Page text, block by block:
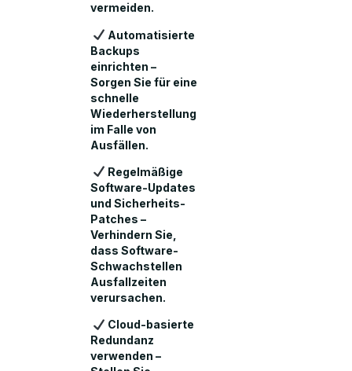
vermeiden.
Automatisierte
Backups
einrichten –
Sorgen Sie für eine
schnelle
Wiederherstellung
im Falle von
Ausfällen.
Regelmäßige
Software-Updates
und Sicherheits-
Patches –
Verhindern Sie,
dass Software-
Schwachstellen
Ausfallzeiten
verursachen.
Cloud-basierte
Redundanz
verwenden –